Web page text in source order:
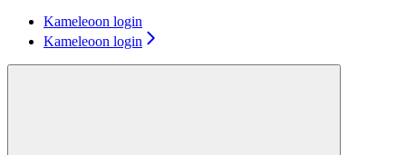
Kameleoon login
Kameleoon login